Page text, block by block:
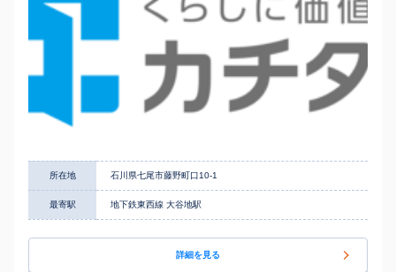
所在地 石川県七尾市藤野町口10-1
最寄駅 地下鉄東西線 大谷地駅
詳細を見る